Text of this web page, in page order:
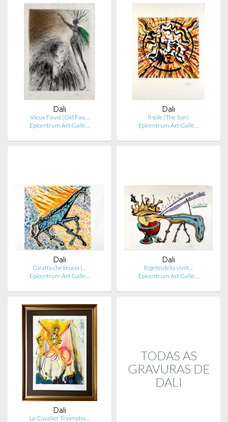
Dali
Vieux Faust (Old Fau…
Epicentrum Art Galle…
Dali
Il sole (The Sun)
Epicentrum Art Galle…
Dali
Giraffa che brucia (…
Epicentrum Art Galle…
Dali
Rigetto della civilt…
Epicentrum Art Galle…
Dali
Le Cavalier Triompha…
TODAS AS
GRAVURAS DE
DALI